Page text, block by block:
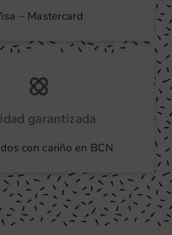
– Mastercard
garantizada
con cariño en BCN